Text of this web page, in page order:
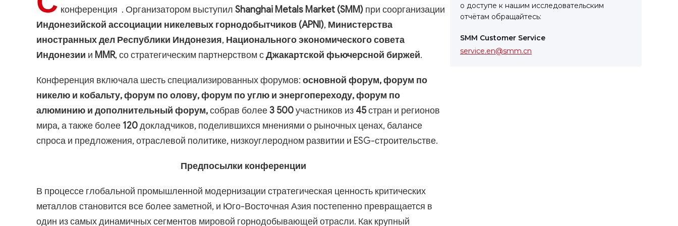
конференция . Организатором выступил Shanghai Metals Market (SMM) при соорганизации
Индонезийской ассоциации никелевых горнодобытчиков (APNI), Министерства
иностранных дел Республики Индонезия, Национального экономического совета
Индонезии и MMR, со стратегическим партнерством сДжакартской фьючерсной биржей.
Конференция включала шесть специализированных форумов: основной форум, форум по
никелю и кобальту, форум по олову, форум по углю и энергопереходу, форум по
алюминию и дополнительный форум,собрав более3 500участников из 45стран и регионов
мира, а также более 120докладчиков, поделившихся мнениями о рыночных ценах, балансе
спроса и предложения, отраслевой политике, низкоуглеродном развитии и ESG-строительстве.
Предпосылки конференции
В процессе глобальной промышленной модернизации стратегическая ценность критических
металлов становится все более заметной, и Юго-Восточная Азия постепенно превращается в
один из самых динамичных сегментов мировой горнодобывающей отрасли. Как крупный
о доступе к нашим исследовательским
отчётам обращайтесь:
SMM Customer Service
service.en@smm.cn